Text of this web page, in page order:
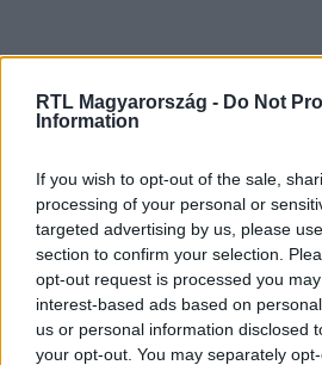
RTL Magyarország - Do Not
Information
If you wish to opt-out of the sale,
processing of your personal or
targeted advertising by us, please
section to confirm your selection.
opt-out request is processed you
interest-based ads based on
us or personal information disclosed
your opt-out. You may separately
Kövess minket, és
hírekről a Facebookon is!